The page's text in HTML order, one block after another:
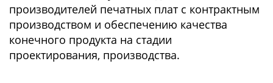
производителей печатных плат с контрактным
производством и обеспечению качества
конечного продукта на стадии
проектирования, производства.